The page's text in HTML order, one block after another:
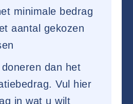
minimale bedrag
aantal gekozen
dan het
Vul hier
in wat u wilt